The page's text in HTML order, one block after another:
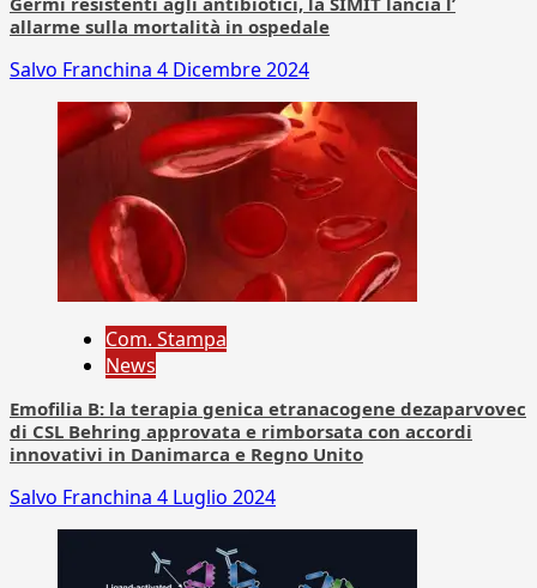
allarme sulla mortalità in ospedale
Salvo Franchina 4 Dicembre 2024
Com. Stampa
News
Emofilia B: la terapia genica etranacogene dezaparvovec
di CSL Behring approvata e rimborsata con accordi
innovativi in Danimarca e Regno Unito
Salvo Franchina 4 Luglio 2024